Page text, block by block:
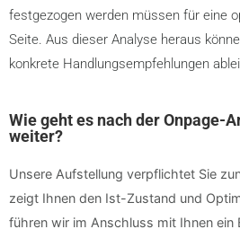
festgezogen werden müssen für eine
Seite. Aus dieser Analyse heraus
konkrete Handlungsempfehlungen
Wie geht es nach der Onpage-
weiter?
Unsere Aufstellung verpflichtet Sie
zeigt Ihnen den Ist-Zustand und
führen wir im Anschluss mit Ihnen ein